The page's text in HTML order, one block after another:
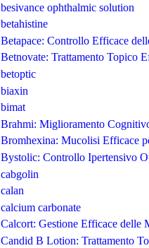
besivance ophthalmic solution
betahistine
Betapace: Controllo Efficace
Betnovate: Trattamento Topico
betoptic
biaxin
bimat
Brahmi: Miglioramento
Bromhexina: Mucolisi Efficace
Bystolic: Controllo Ipertensivo
cabgolin
calan
calcium carbonate
Calcort: Gestione Efficace delle
Candid B Lotion: Trattamento